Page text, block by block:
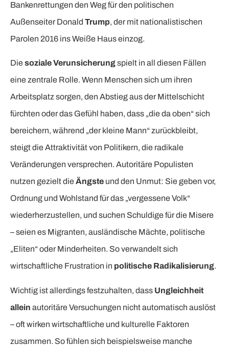
Bankenrettungen den Weg für den politischen
Außenseiter Donald Trump, der mit nationalistischen
Parolen 2016 ins Weiße Haus einzog.
Diesoziale Verunsicherungspielt in all diesen Fällen
eine zentrale Rolle. Wenn Menschen sich um ihren
Arbeitsplatz sorgen, den Abstieg aus der Mittelschicht
fürchten oder das Gefühl haben, dass „die da oben“ sich
bereichern, während „der kleine Mann“ zurückbleibt,
steigt die Attraktivität von Politikern, die radikale
Veränderungen versprechen. Autoritäre Populisten
nutzen gezielt dieÄngste und den Unmut: Sie geben vor,
Ordnung und Wohlstand für das „vergessene Volk“
wiederherzustellen, und suchen Schuldige für die Misere
– seien es Migranten, ausländische Mächte, politische
„Eliten“ oder Minderheiten. So verwandelt sich
wirtschaftliche Frustration in politische Radikalisierung.
Wichtig ist allerdings festzuhalten, dass Ungleichheit
allein autoritäre Versuchungen nicht automatisch auslöst
– oft wirken wirtschaftliche und kulturelle Faktoren
zusammen. So fühlen sich beispielsweise manche